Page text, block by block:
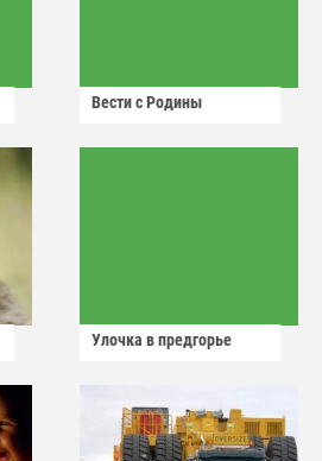
Вести с Родины
Улочка в предгорье